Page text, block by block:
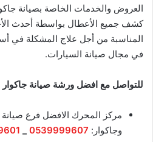
العروض والخدمات الخاصة بصيانة
كشف جميع الأعطال بواسطة أحدث
المناسبة من أجل علاج المشكلة
في مجال صيانة السيارات.
للتواصل مع افضل ورشة صيانة جاكوار
مركز المحرك الافضل فرع صيانة
وجاكوار: 0539999607